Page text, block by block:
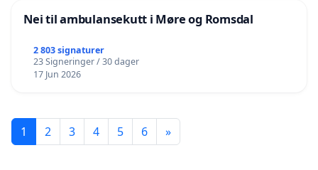
Nei til ambulansekutt i Møre og Romsdal
2 803 signaturer
23 Signeringer / 30 dager
17 Jun 2026
1 2 3 4 5 6 »